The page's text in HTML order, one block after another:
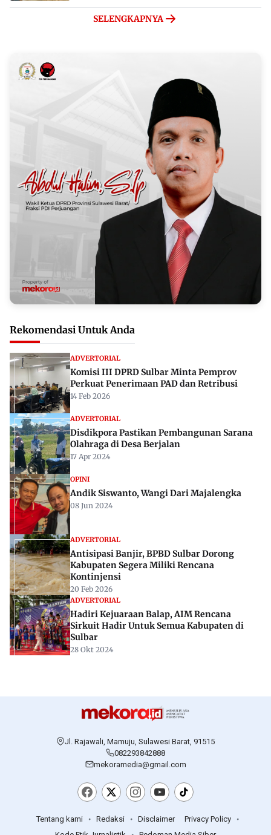
SELENGKAPNYA
Rekomendasi Untuk Anda
ADVERTORIAL
Komisi III DPRD Sulbar Minta Pemprov
Perkuat Penerimaan PAD dan Retribusi
14 Feb 2026
ADVERTORIAL
Disdikpora Pastikan Pembangunan Sarana
Olahraga di Desa Berjalan
17 Apr 2024
OPINI
Andik Siswanto, Wangi Dari Majalengka
08 Jun 2024
ADVERTORIAL
Antisipasi Banjir, BPBD Sulbar Dorong
Kabupaten Segera Miliki Rencana
Kontinjensi
20 Feb 2026
ADVERTORIAL
Hadiri Kejuaraan Balap, AIM Rencana
Sirkuit Hadir Untuk Semua Kabupaten di
Sulbar
28 Okt 2024
Jl. Rajawali, Mamuju, Sulawesi Barat, 91515
082293842888
mekoramedia@gmail.com
Tentang kami Redaksi Disclaimer
Privacy Policy